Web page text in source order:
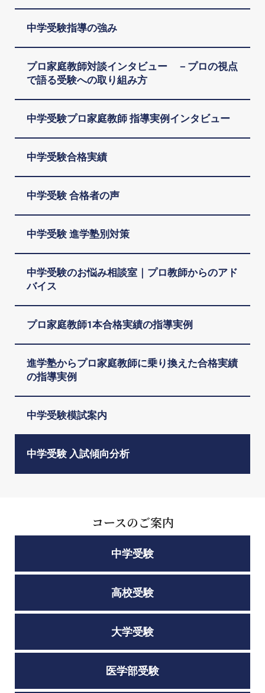
中学受験指導の強み
プロ家庭教師対談インタビュー －プロの視点
で語る受験への取り組み方
中学受験プロ家庭教師 指導実例インタビュー
中学受験合格実績
中学受験 合格者の声
中学受験 進学塾別対策
中学受験のお悩み相談室｜プロ教師からのアド
バイス
プロ家庭教師1本合格実績の指導実例
進学塾からプロ家庭教師に乗り換えた合格実績
の指導実例
中学受験模試案内
中学受験 入試傾向分析
コースのご案内
中学受験
高校受験
大学受験
医学部受験